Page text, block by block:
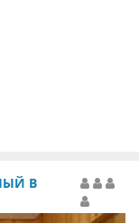
В